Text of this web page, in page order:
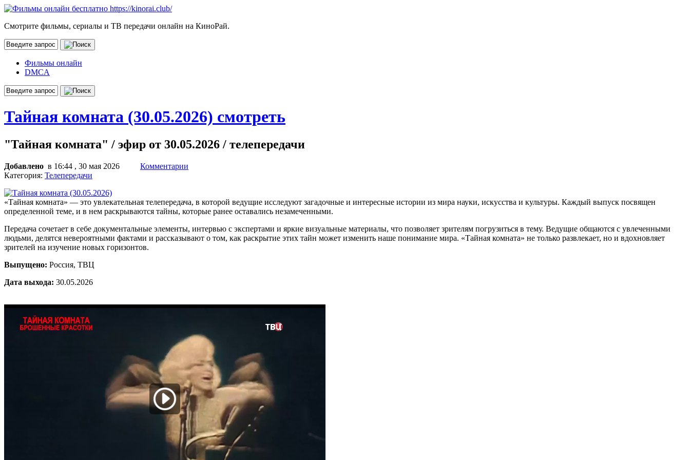
Смотрите фильмы, сериалы и ТВ передачи онлайн на КиноРай.
Фильмы онлайн
DMCA
Тайная комната (30.05.2026) смотреть
"Тайная комната" / эфир от 30.05.2026 / телепередачи
Добавлено в 16:44 , 30 мая 2026
Комментарии
Категория: Телепередачи
«Тайная комната» — это увлекательная телепередача, в которой ведущие исследуют загадочные и интересные истории из мира науки, искусства и культуры. Каждый выпуск посвящен
определенной теме, и в нем раскрываются тайны, которые ранее оставались незамеченными.
Передача сочетает в себе документальные элементы, интервью с экспертами и яркие визуальные материалы, что позволяет зрителям погрузиться в тему. Ведущие общаются с увлеченными
людьми, делятся невероятными фактами и рассказывают о том, как раскрытие этих тайн может изменить наше понимание мира. «Тайная комната» не только развлекает, но и вдохновляет
зрителей на изучение новых горизонтов.
Выпущено: Россия, ТВЦ
Дата выхода: 30.05.2026